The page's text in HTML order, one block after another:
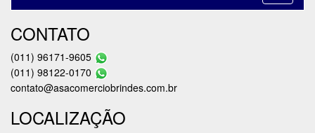
CONTATO
(011) 96171-9605
(011) 98122-0170
contato@asacomerciobrindes.com.br
LOCALIZAÇÃO